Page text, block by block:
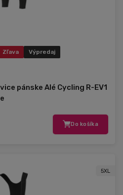
Zľava Výpredaj
pánske Alé Cycling R-EV1
Do košíka
5XL